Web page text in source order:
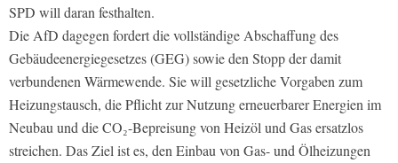
SPD will daran festhalten.
Die AfD dagegen fordert die vollständige Abschaffung des
Gebäudeenergiegesetzes (GEG) sowie den Stopp der damit
verbundenen Wärmewende. Sie will gesetzliche Vorgaben zum
Heizungstausch, die Pflicht zur Nutzung erneuerbarer Energien im
Neubau und die CO₂-Bepreisung von Heizöl und Gas ersatzlos
streichen. Das Ziel ist es, den Einbau von Gas- und Ölheizungen